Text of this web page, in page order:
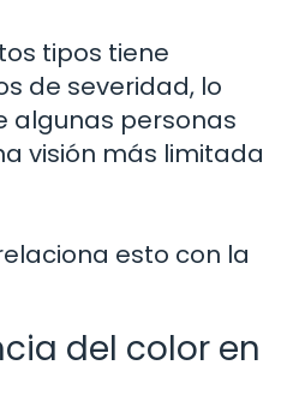
tipos tiene
de severidad, lo
algunas personas
visión más limitada
esto con la
del color en